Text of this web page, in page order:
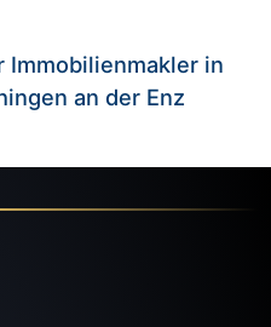
Immobilienmakler in
an der Enz